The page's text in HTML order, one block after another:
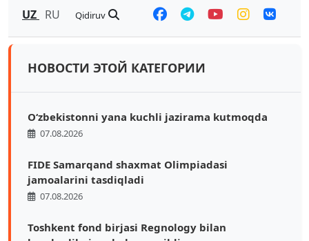
UZ RU Qidiruv
НОВОСТИ ЭТОЙ КАТЕГОРИИ
O‘zbekistonni yana kuchli jazirama kutmoqda
07.08.2026
FIDE Samarqand shaxmat Olimpiadasi
jamoalarini tasdiqladi
07.08.2026
Toshkent fond birjasi Regnology bilan